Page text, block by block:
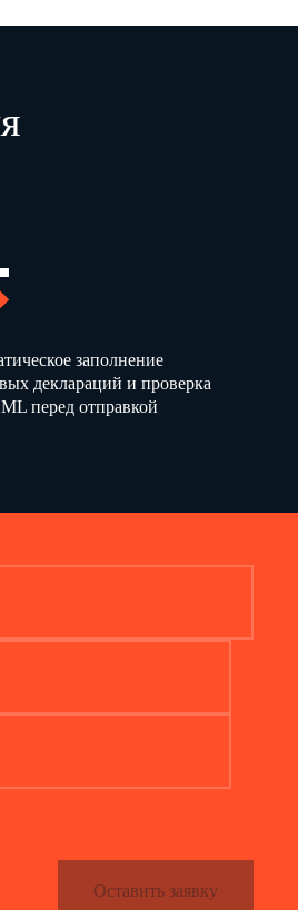
заполнение
деклараций и проверка
перед отправкой
Оставить заявку